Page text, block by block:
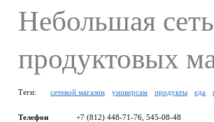
Небольшая сеть
продуктовых
Теги: сетевой магазин универсам продукты еда
Телефон +7 (812) 448-71-76, 545-08-48